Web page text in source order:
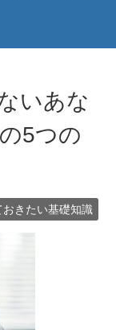
いあな
5つの
きたい基礎知識